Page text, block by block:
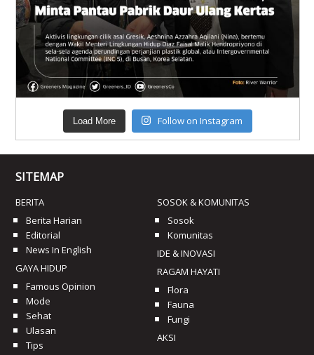
Load More Follow on Instagram
SITEMAP
BERITA
Berita Harian
Editorial
News In English
GAYA HIDUP
Famous Opinion
Mode
Sehat
Ulasan
Tips
SOSOK & KOMUNITAS
Sosok
Komunitas
IDE & INOVASI
RAGAM HAYATI
Flora
Fauna
Fungi
AKSI